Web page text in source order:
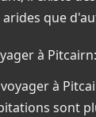
que
à
à
sont